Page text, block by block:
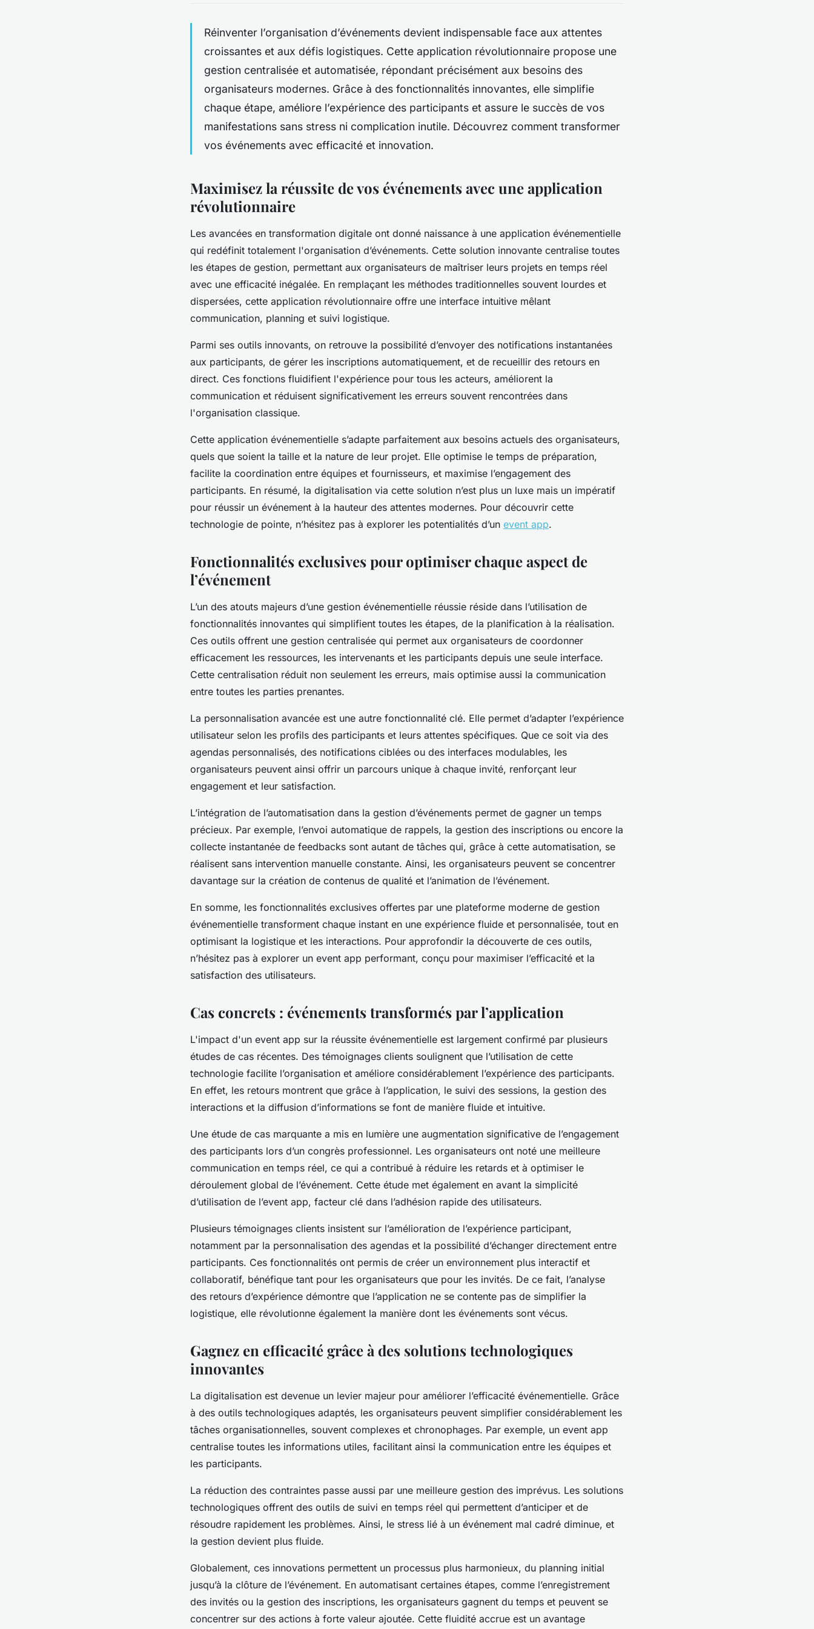
Réinventer l’organisation d’événements devient indispensable face aux attentes
croissantes et aux défis logistiques. Cette application révolutionnaire propose une
gestion centralisée et automatisée, répondant précisément aux besoins des
organisateurs modernes. Grâce à des fonctionnalités innovantes, elle simplifie
chaque étape, améliore l’expérience des participants et assure le succès de vos
manifestations sans stress ni complication inutile. Découvrez comment transformer
vos événements avec efficacité et innovation.
Maximisez la réussite de vos événements avec une application
révolutionnaire
Les avancées en transformation digitale ont donné naissance à une application événementielle
qui redéfinit totalement l'organisation d’événements. Cette solution innovante centralise toutes
les étapes de gestion, permettant aux organisateurs de maîtriser leurs projets en temps réel
avec une efficacité inégalée. En remplaçant les méthodes traditionnelles souvent lourdes et
dispersées, cette application révolutionnaire offre une interface intuitive mêlant
communication, planning et suivi logistique.
Parmi ses outils innovants, on retrouve la possibilité d’envoyer des notifications instantanées
aux participants, de gérer les inscriptions automatiquement, et de recueillir des retours en
direct. Ces fonctions fluidifient l'expérience pour tous les acteurs, améliorent la
communication et réduisent significativement les erreurs souvent rencontrées dans
l'organisation classique.
Cette application événementielle s’adapte parfaitement aux besoins actuels des organisateurs,
quels que soient la taille et la nature de leur projet. Elle optimise le temps de préparation,
facilite la coordination entre équipes et fournisseurs, et maximise l’engagement des
participants. En résumé, la digitalisation via cette solution n’est plus un luxe mais un impératif
pour réussir un événement à la hauteur des attentes modernes. Pour découvrir cette
technologie de pointe, n’hésitez pas à explorer les potentialités d’un event app.
Fonctionnalités exclusives pour optimiser chaque aspect de
l’événement
L’un des atouts majeurs d’une gestion événementielle réussie réside dans l’utilisation de
fonctionnalités innovantes qui simplifient toutes les étapes, de la planification à la réalisation.
Ces outils offrent une gestion centralisée qui permet aux organisateurs de coordonner
efficacement les ressources, les intervenants et les participants depuis une seule interface.
Cette centralisation réduit non seulement les erreurs, mais optimise aussi la communication
entre toutes les parties prenantes.
La personnalisation avancée est une autre fonctionnalité clé. Elle permet d’adapter l’expérience
utilisateur selon les profils des participants et leurs attentes spécifiques. Que ce soit via des
agendas personnalisés, des notifications ciblées ou des interfaces modulables, les
organisateurs peuvent ainsi offrir un parcours unique à chaque invité, renforçant leur
engagement et leur satisfaction.
L’intégration de l’automatisation dans la gestion d’événements permet de gagner un temps
précieux. Par exemple, l’envoi automatique de rappels, la gestion des inscriptions ou encore la
collecte instantanée de feedbacks sont autant de tâches qui, grâce à cette automatisation, se
réalisent sans intervention manuelle constante. Ainsi, les organisateurs peuvent se concentrer
davantage sur la création de contenus de qualité et l’animation de l’événement.
En somme, les fonctionnalités exclusives offertes par une plateforme moderne de gestion
événementielle transforment chaque instant en une expérience fluide et personnalisée, tout en
optimisant la logistique et les interactions. Pour approfondir la découverte de ces outils,
n’hésitez pas à explorer un event app performant, conçu pour maximiser l’efficacité et la
satisfaction des utilisateurs.
Cas concrets : événements transformés par l’application
L'impact d'un event app sur la réussite événementielle est largement confirmé par plusieurs
études de cas récentes. Des témoignages clients soulignent que l’utilisation de cette
technologie facilite l’organisation et améliore considérablement l’expérience des participants.
En effet, les retours montrent que grâce à l’application, le suivi des sessions, la gestion des
interactions et la diffusion d’informations se font de manière fluide et intuitive.
Une étude de cas marquante a mis en lumière une augmentation significative de l’engagement
des participants lors d’un congrès professionnel. Les organisateurs ont noté une meilleure
communication en temps réel, ce qui a contribué à réduire les retards et à optimiser le
déroulement global de l’événement. Cette étude met également en avant la simplicité
d’utilisation de l’event app, facteur clé dans l’adhésion rapide des utilisateurs.
Plusieurs témoignages clients insistent sur l’amélioration de l’expérience participant,
notamment par la personnalisation des agendas et la possibilité d’échanger directement entre
participants. Ces fonctionnalités ont permis de créer un environnement plus interactif et
collaboratif, bénéfique tant pour les organisateurs que pour les invités. De ce fait, l’analyse
des retours d’expérience démontre que l’application ne se contente pas de simplifier la
logistique, elle révolutionne également la manière dont les événements sont vécus.
Gagnez en efficacité grâce à des solutions technologiques
innovantes
La digitalisation est devenue un levier majeur pour améliorer l’efficacité événementielle. Grâce
à des outils technologiques adaptés, les organisateurs peuvent simplifier considérablement les
tâches organisationnelles, souvent complexes et chronophages. Par exemple, un event app
centralise toutes les informations utiles, facilitant ainsi la communication entre les équipes et
les participants.
La réduction des contraintes passe aussi par une meilleure gestion des imprévus. Les solutions
technologiques offrent des outils de suivi en temps réel qui permettent d’anticiper et de
résoudre rapidement les problèmes. Ainsi, le stress lié à un événement mal cadré diminue, et
la gestion devient plus fluide.
Globalement, ces innovations permettent un processus plus harmonieux, du planning initial
jusqu’à la clôture de l’événement. En automatisant certaines étapes, comme l’enregistrement
des invités ou la gestion des inscriptions, les organisateurs gagnent du temps et peuvent se
concentrer sur des actions à forte valeur ajoutée. Cette fluidité accrue est un avantage